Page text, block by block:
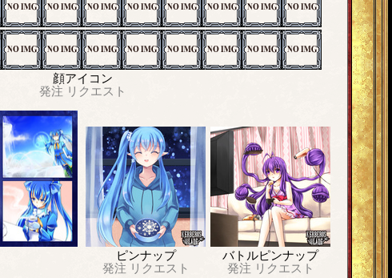
顔アイコン
発注 リクエスト
ピンナップ
発注 リクエスト
バトルピンナップ
発注 リクエスト